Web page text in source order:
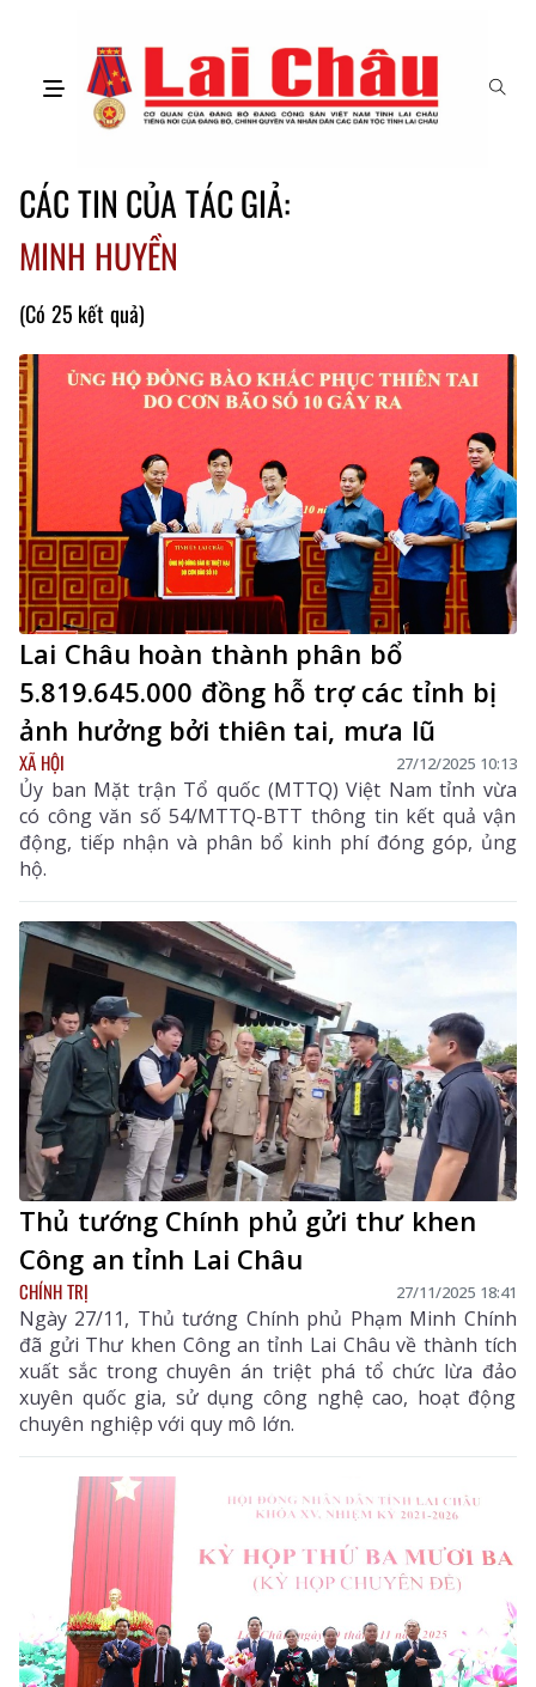
CÁC TIN CỦA TÁC GIẢ:
MINH HUYỀN
(Có 25 kết quả)
Lai Châu hoàn thành phân bổ
5.819.645.000 đồng hỗ trợ các tỉnh bị
ảnh hưởng bởi thiên tai, mưa lũ
XÃ HỘI 27/12/2025 10:13
Ủy ban Mặt trận Tổ quốc (MTTQ) Việt Nam tỉnh vừa
có công văn số 54/MTTQ-BTT thông tin kết quả vận
động, tiếp nhận và phân bổ kinh phí đóng góp, ủng
hộ.
Thủ tướng Chính phủ gửi thư khen
Công an tỉnh Lai Châu
CHÍNH TRỊ 27/11/2025 18:41
Ngày 27/11, Thủ tướng Chính phủ Phạm Minh Chính
đã gửi Thư khen Công an tỉnh Lai Châu về thành tích
xuất sắc trong chuyên án triệt phá tổ chức lừa đảo
xuyên quốc gia, sử dụng công nghệ cao, hoạt động
chuyên nghiệp với quy mô lớn.